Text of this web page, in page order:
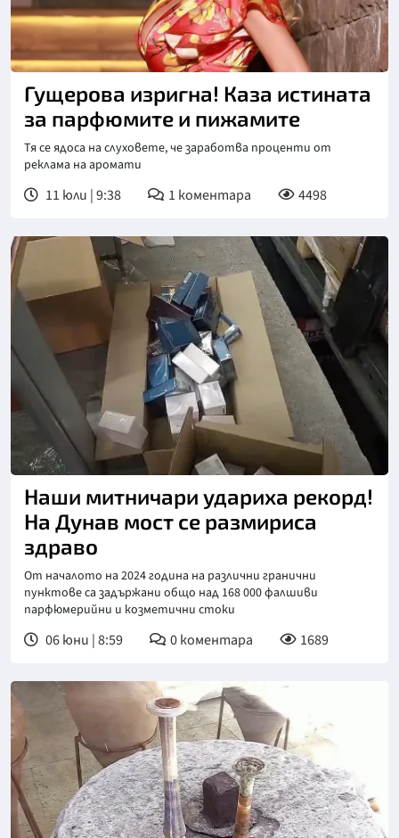
Снимка: Инстаграм/Светлана Гущерова
Гущерова изригна! Каза истината
за парфюмите и пижамите
Тя се ядоса на слуховете, че заработва проценти от
реклама на аромати
11 юли | 9:38 1 коментара 4498
Снимка: Агенция "Митници"
Наши митничари удариха рекорд!
На Дунав мост се размириса
здраво
От началото на 2024 година на различни гранични
пунктове са задържани общо над 168 000 фалшиви
парфюмерийни и козметични стоки
06 юни | 8:59 0коментара 1689